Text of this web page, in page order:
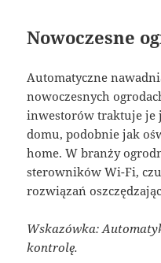
Nowoczesne
Automatyczne
nowoczesnych
inwestorów traktuje
domu, podobnie jak
home. W branży
sterowników Wi-Fi,
rozwiązań
Wskazówka:
kontrolę.